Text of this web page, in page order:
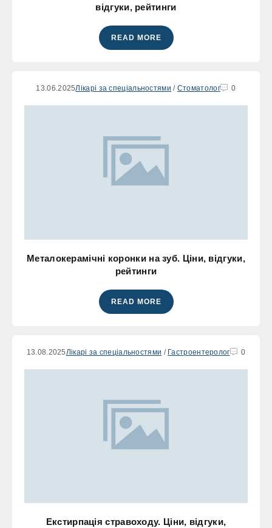
відгуки, рейтинги
READ MORE
13.06.2025Лікарі за спеціальностями / Стоматолог 0
Металокерамічні коронки на зуб. Ціни, відгуки,
рейтинги
READ MORE
13.08.2025 Лікарі за спеціальностями / Гастроентеролог 0
Екстирпація стравоходу. Ціни, відгуки,